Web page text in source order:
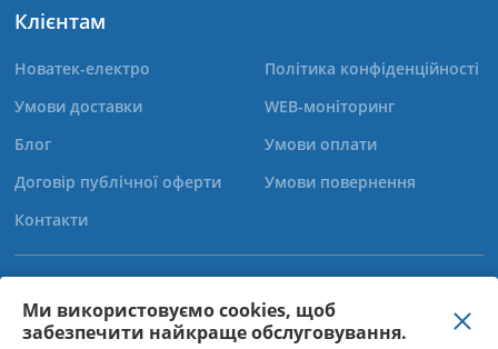
Ми використовуємо cookies, щоб
забезпечити найкраще обслуговування.
Клієнтам
Новатек-електро
Умови доставки
Блог
Договір публічної оферти
Контакти
Політика конфіденційності
WEB-моніторинг
Умови оплати
Умови повернення
+38 (067) 565-37-68
+38 (050) 359-39-11